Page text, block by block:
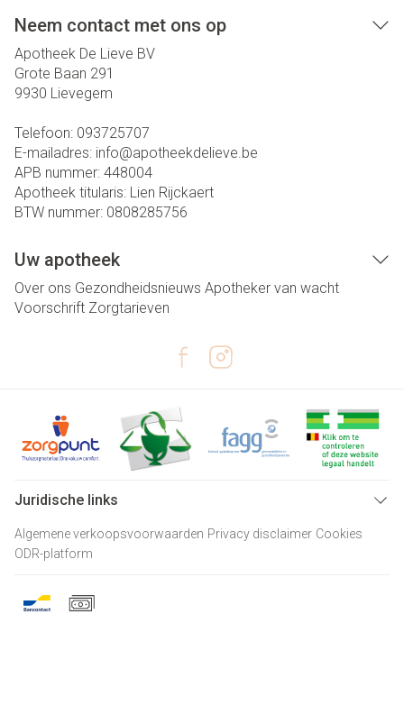
Neem contact met ons op
Apotheek De Lieve BV
Grote Baan 291
9930 Lievegem
Telefoon: 093725707
E-mailadres: info@apotheekdelieve.be
APB nummer: 448004
Apotheek titularis: Lien Rijckaert
BTW nummer: 0808285756
Uw apotheek
Over ons Gezondheidsnieuws Apotheker van wacht
Voorschrift Zorgtarieven
Juridische links
Algemene verkoopsvoorwaarden Privacy disclaimer Cookies
ODR-platform